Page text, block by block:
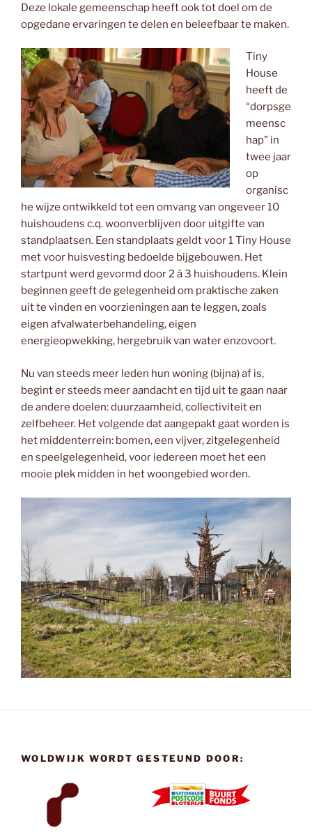
Deze lokale gemeenschap heeft ook tot doel om de
opgedane ervaringen te delen en beleefbaar te maken.
Tiny
House
heeft de
“dorpsge
meensc
hap” in
twee jaar
op
organisc
he wijze ontwikkeld tot een omvang van ongeveer 10
huishoudens c.q. woonverblijven door uitgifte van
standplaatsen. Een standplaats geldt voor 1 Tiny House
met voor huisvesting bedoelde bijgebouwen. Het
startpunt werd gevormd door 2 à 3 huishoudens. Klein
beginnen geeft de gelegenheid om praktische zaken
uit te vinden en voorzieningen aan te leggen, zoals
eigen afvalwaterbehandeling, eigen
energieopwekking, hergebruik van water enzovoort.
Nu van steeds meer leden hun woning (bijna) af is,
begint er steeds meer aandacht en tijd uit te gaan naar
de andere doelen: duurzaamheid, collectiviteit en
zelfbeheer. Het volgende dat aangepakt gaat worden is
het middenterrein: bomen, een vijver, zitgelegenheid
en speelgelegenheid, voor iedereen moet het een
mooie plek midden in het woongebied worden.
WOLDWIJK WORDT GESTEUND DOOR: